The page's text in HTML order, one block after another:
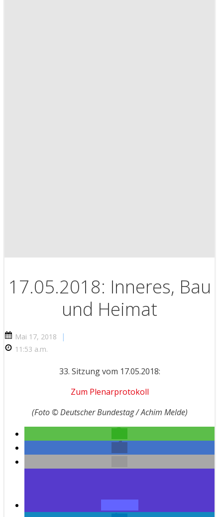
17.05.2018: Inneres, Bau
und Heimat
Mai 17, 2018 |
11:53 a.m.
33. Sitzung vom 17.05.2018:
Zum Plenarprotokoll
(Foto © Deutscher Bundestag / Achim Melde)